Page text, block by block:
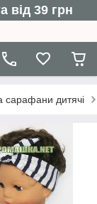
39 грн
сарафани дитячі